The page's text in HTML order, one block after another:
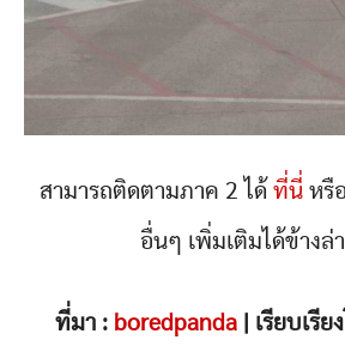
สามารถติดตามภาค 2 ได้ ที่นี่ หรื
อื่นๆ เพิ่มเติมได้ข้างล่
ที่มา : boredpanda| เรียบเรีย